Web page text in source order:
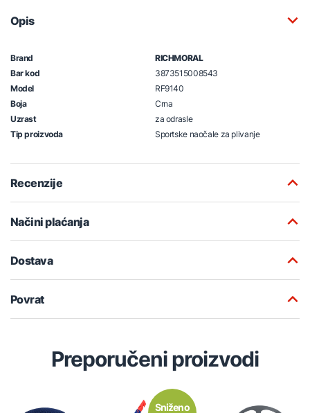
Opis
Brand
RICHMORAL
Bar kod
3873515008543
Model
RF9140
Boja
Crna
Uzrast
za odrasle
Tip proizvoda
Sportske naočale za plivanje
Recenzije
Načini plaćanja
Dostava
Povrat
Preporučeni proizvodi
Sniženo